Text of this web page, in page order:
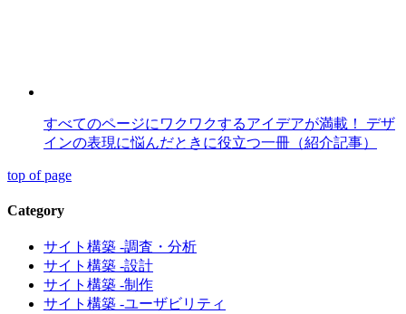
すべてのページにワクワクするアイデアが満載！ デザ
インの表現に悩んだときに役立つ一冊（紹介記事）
top of page
Category
サイト構築 -調査・分析
サイト構築 -設計
サイト構築 -制作
サイト構築 -ユーザビリティ